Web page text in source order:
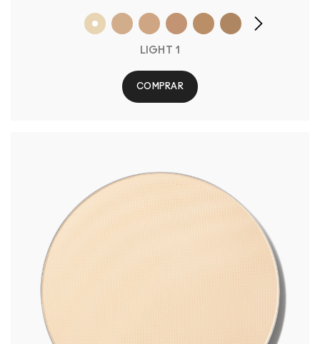
LIGHT 1
COMPRAR